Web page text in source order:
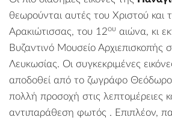
θεωρούνται αυτές του Χριστού και
Αρακιώτισσας, του 12ου αιώνα, κι
Βυζαντινό Μουσείο Αρχιεπισκοπής
Λευκωσίας. Οι συγκεκριμένες
αποδοθεί από το ζωγράφο
πολλή προσοχή στις λεπτομέρειες
αντιπαράθεση φωτός . Επιπλέον,